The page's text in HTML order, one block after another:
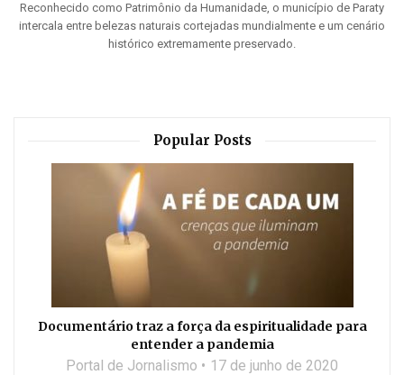
Reconhecido como Patrimônio da Humanidade, o município de Paraty
intercala entre belezas naturais cortejadas mundialmente e um cenário
histórico extremamente preservado.
Popular Posts
Documentário traz a força da espiritualidade para
entender a pandemia
Portal de Jornalismo 17 de junho de 2020